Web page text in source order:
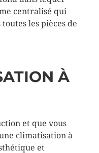
centralisé qui
les pièces de
À
et que vous
climatisation à
et